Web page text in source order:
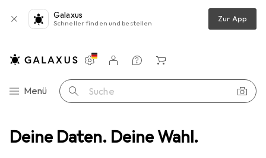
Deine Daten. Deine Wahl.
Galaxus
Schneller finden und bestellen Zur App
Navigation nach Kategorien
Menü Suche
Einstellungen
Kundenkonto
Vergleichslisten
Merklisten
Warenkorb
Gigabit Lan Kabel RJ45 - Patchkabel - komp. CAT.5 CAT.6 CAT.8